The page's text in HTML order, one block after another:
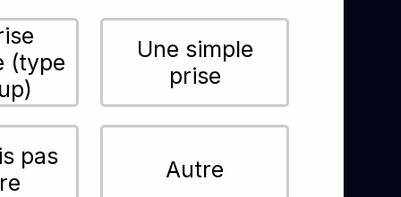
(type
Une simple
prise
pas
Autre